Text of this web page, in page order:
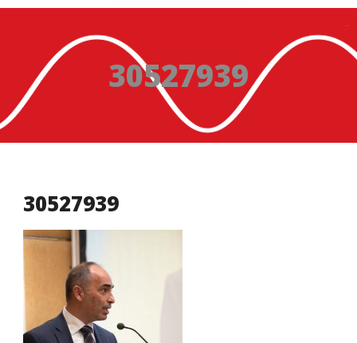
30527939
30527939